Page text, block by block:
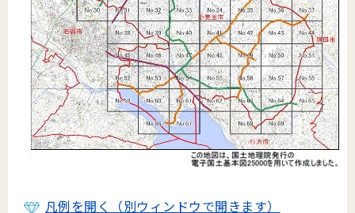
凡例を開く（別ウィンドウで開きます）